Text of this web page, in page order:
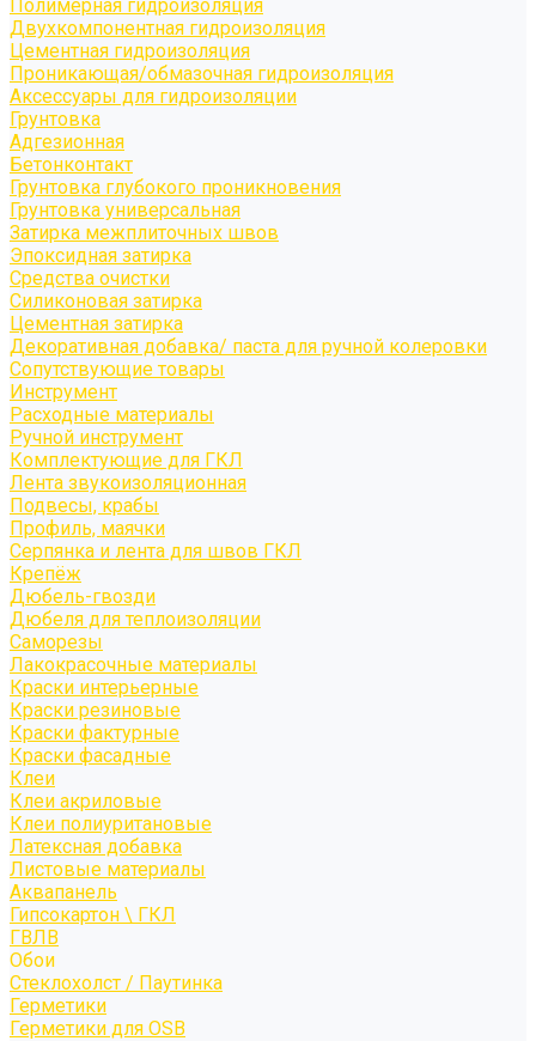
Полимерная гидроизоляция
Двухкомпонентная гидроизоляция
Цементная гидроизоляция
Проникающая/обмазочная гидроизоляция
Аксессуары для гидроизоляции
Грунтовка
Адгезионная
Бетонконтакт
Грунтовка глубокого проникновения
Грунтовка универсальная
Затирка межплиточных швов
Эпоксидная затирка
Средства очистки
Силиконовая затирка
Цементная затирка
Декоративная добавка/ паста для ручной колеровки
Сопутствующие товары
Инструмент
Расходные материалы
Ручной инструмент
Комплектующие для ГКЛ
Лента звукоизоляционная
Подвесы, крабы
Профиль, маячки
Серпянка и лента для швов ГКЛ
Крепёж
Дюбель-гвозди
Дюбеля для теплоизоляции
Саморезы
Лакокрасочные материалы
Краски интерьерные
Краски резиновые
Краски фактурные
Краски фасадные
Клеи
Клеи акриловые
Клеи полиуритановые
Латексная добавка
Листовые материалы
Аквапанель
Гипсокартон \ ГКЛ
ГВЛВ
Обои
Стеклохолст / Паутинка
Герметики
Герметики для OSB